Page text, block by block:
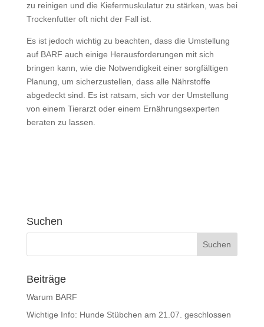
zu reinigen und die Kiefermuskulatur zu stärken, was bei
Trockenfutter oft nicht der Fall ist.
Es ist jedoch wichtig zu beachten, dass die Umstellung
auf BARF auch einige Herausforderungen mit sich
bringen kann, wie die Notwendigkeit einer sorgfältigen
Planung, um sicherzustellen, dass alle Nährstoffe
abgedeckt sind. Es ist ratsam, sich vor der Umstellung
von einem Tierarzt oder einem Ernährungsexperten
beraten zu lassen.
Suchen
Beiträge
Warum BARF
Wichtige Info: Hunde Stübchen am 21.07. geschlossen